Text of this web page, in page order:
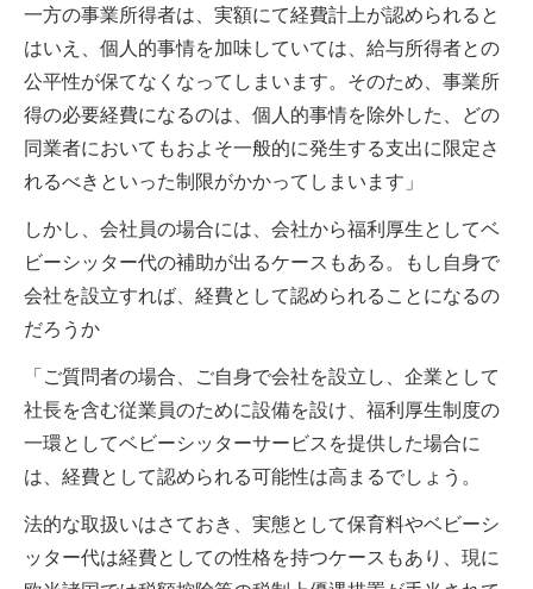
一方の事業所得者は、実額にて経費計上が認められると
はいえ、個人的事情を加味していては、給与所得者との
公平性が保てなくなってしまいます。そのため、事業所
得の必要経費になるのは、個人的事情を除外した、どの
同業者においてもおよそ一般的に発生する支出に限定さ
れるべきといった制限がかかってしまいます」
しかし、会社員の場合には、会社から福利厚生としてベ
ビーシッター代の補助が出るケースもある。もし自身で
会社を設立すれば、経費として認められることになるの
だろうか
「ご質問者の場合、ご自身で会社を設立し、企業として
社長を含む従業員のために設備を設け、福利厚生制度の
一環としてベビーシッターサービスを提供した場合に
は、経費として認められる可能性は高まるでしょう。
法的な取扱いはさておき、実態として保育料やベビーシ
ッター代は経費としての性格を持つケースもあり、現に